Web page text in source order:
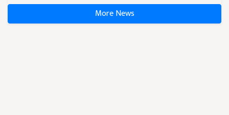
More News